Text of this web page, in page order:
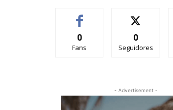
0
Fans
0
Seguidores
- Advertisement -